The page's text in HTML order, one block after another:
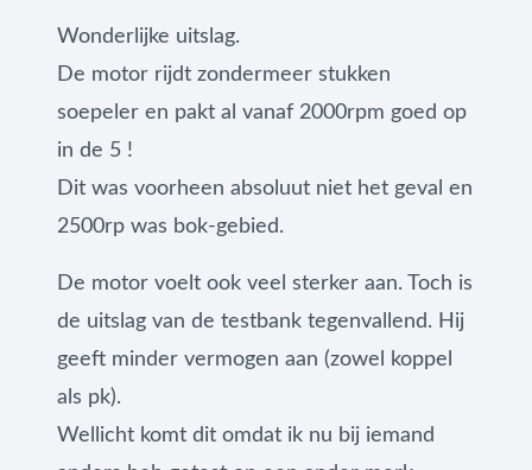
Wonderlijke uitslag.
De motor rijdt zondermeer stukken
soepeler en pakt al vanaf 2000rpm goed op
in de 5 !
Dit was voorheen absoluut niet het geval en
2500rp was bok-gebied.
De motor voelt ook veel sterker aan. Toch is
de uitslag van de testbank tegenvallend. Hij
geeft minder vermogen aan (zowel koppel
als pk).
Wellicht komt dit omdat ik nu bij iemand